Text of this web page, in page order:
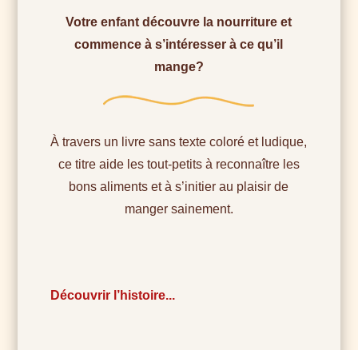
Votre enfant découvre la nourriture et
commence à s’intéresser à ce qu’il
mange?
À travers un livre sans texte coloré et ludique,
ce titre aide les tout-petits à reconnaître les
bons aliments et à s’initier au plaisir de
manger sainement.
Découvrir l’histoire...